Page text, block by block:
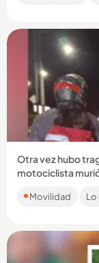
Otra vez hubo
motociclista
colisionado con
Movilidad Lo